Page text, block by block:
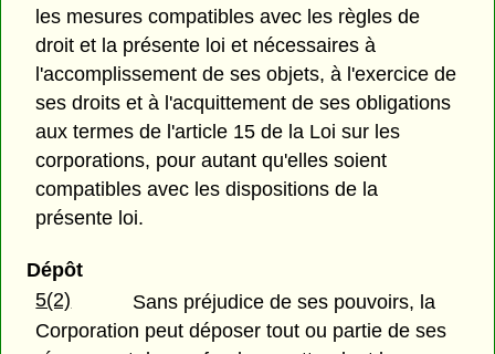
les mesures compatibles avec les règles de
droit et la présente loi et nécessaires à
l'accomplissement de ses objets, à l'exercice de
ses droits et à l'acquittement de ses obligations
aux termes de l'article 15 de la Loi sur les
corporations, pour autant qu'elles soient
compatibles avec les dispositions de la
présente loi.
Dépôt
5(2)
Sans préjudice de ses pouvoirs, la
Corporation peut déposer tout ou partie de ses